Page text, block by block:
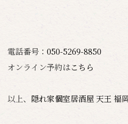
電話番号： 050-5269-8850
オンライン予約はこちら
以上、 隠れ家個室居酒屋 天王 福